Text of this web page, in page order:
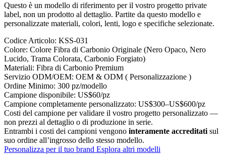
Questo è un modello di riferimento per il vostro progetto private
label, non un prodotto al dettaglio. Partite da questo modello e
personalizzate materiali, colori, lenti, logo e specifiche selezionate.
Codice Articolo: KSS-031
Colore: Colore Fibra di Carbonio Originale (Nero Opaco, Nero
Lucido, Trama Colorata, Carbonio Forgiato)
Materiali: Fibra di Carbonio Premium
Servizio ODM/OEM: OEM & ODM ( Personalizzazione )
Ordine Minimo: 300 pz/modello
Campione disponibile: US$60/pz
Campione completamente personalizzato: US$300–US$600/pz
Costi del campione per validare il vostro progetto personalizzato —
non prezzi al dettaglio o di produzione in serie.
Entrambi i costi dei campioni vengono interamente accreditati sul
suo ordine all’ingrosso dello stesso modello.
Personalizza per il tuo brand Esplora altri modelli